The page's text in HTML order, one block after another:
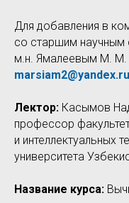
Для добавления в
со старшим
м.н. Ямалеевым М. М.
marsiam2@yandex.ru
Лектор: Касымов
профессор
и интеллектуальных
университета
Название курса: